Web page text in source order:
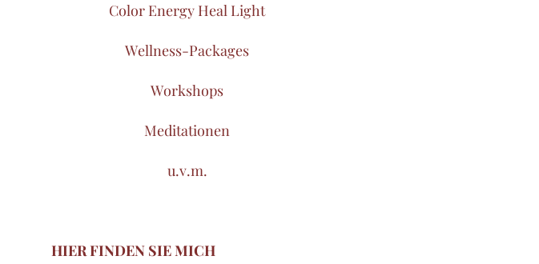
Color Energy Heal Light
Wellness-Packages
Workshops
Meditationen
u.v.m.
HIER FINDEN SIE MICH